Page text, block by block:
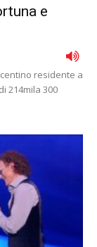
e
residente a
214mila 300